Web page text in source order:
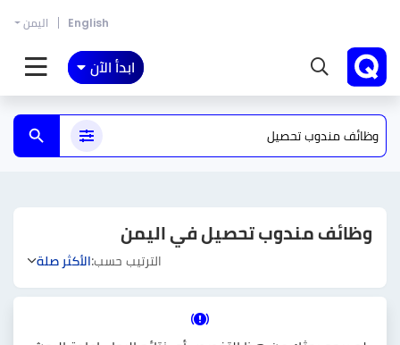
English اليمن
ابدأ الآن
وظائف مندوب تحصيل في اليمن
الترتيب حسب:الأكثر صلة